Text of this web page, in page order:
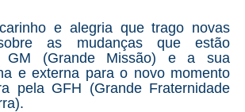
e alegria que trago novas
as mudanças que estão
GM (Grande Missão) e a sua
e externa para o novo momento
pela GFH (Grande Fraternidade